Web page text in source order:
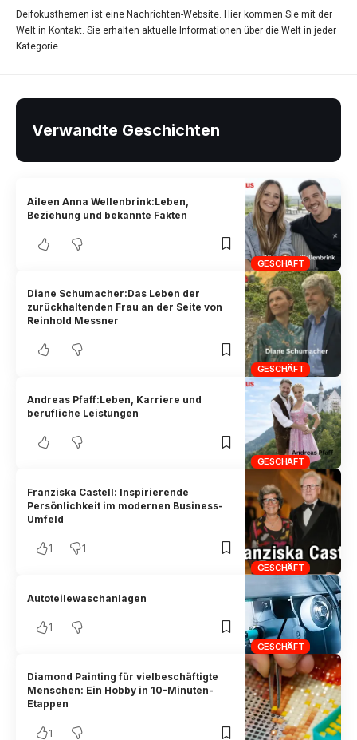
Deifokusthemen ist eine Nachrichten-Website. Hier kommen Sie mit der
Welt in Kontakt. Sie erhalten aktuelle Informationen über die Welt in jeder
Kategorie.
Verwandte Geschichten
GESCHÄFT
Aileen Anna Wellenbrink:Leben,
Beziehung und bekannte Fakten
GESCHÄFT
Diane Schumacher:Das Leben der
zurückhaltenden Frau an der Seite von
Reinhold Messner
GESCHÄFT
Andreas Pfaff:Leben, Karriere und
berufliche Leistungen
GESCHÄFT
Franziska Castell: Inspirierende
Persönlichkeit im modernen Business-
Umfeld
1 1
GESCHÄFT
Autoteilewaschanlagen
1
Diamond Painting für vielbeschäftigte
Menschen: Ein Hobby in 10-Minuten-
Etappen
1